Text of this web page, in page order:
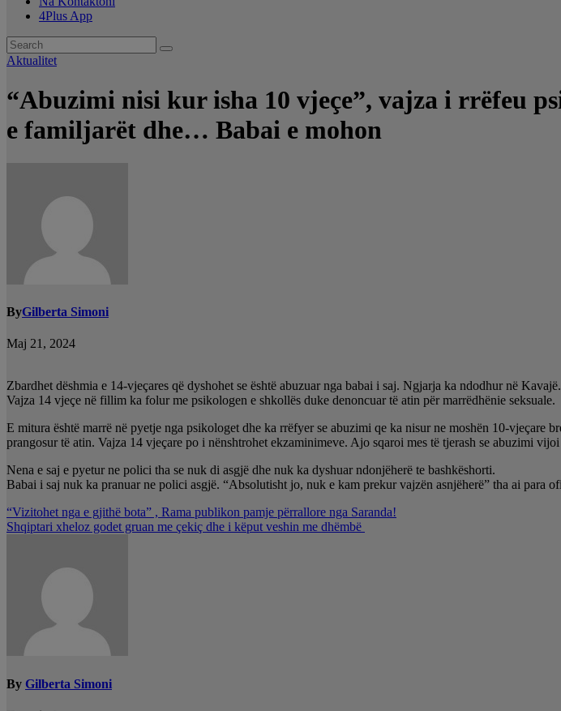
4Plus App
Aktualitet
“Abuzimi nisi kur isha 10 vjeçe”, vajza i rrëfeu
e familjarët dhe… Babai e mohon
ByGilberta Simoni
Maj 21, 2024
Zbardhet dëshmia e 14-vjeçares që dyshohet se është abuzuar nga babai i saj. Ngjarja ka ndodhur në Kavajë.
Vajza 14 vjeçe në fillim ka folur me psikologen e shkollës duke denoncuar të atin për marrëdhënie seksuale.
E mitura është marrë në pyetje nga psikologet dhe ka rrëfyer se abuzimi qe ka nisur ne moshën 10-vjeçare
prangosur të atin. Vajza 14 vjeçare po i nënshtrohet ekzaminimeve. Ajo sqaroi mes të tjerash se abuzimi
Nena e saj e pyetur ne polici tha se nuk di asgjë dhe nuk ka dyshuar ndonjëherë te bashkëshorti.
Babai i saj nuk ka pranuar ne polici asgjë. “Absolutisht jo, nuk e kam prekur vajzën asnjëherë” tha ai para
Lëvizje
te
“Vizitohet nga e gjithë bota” , Rama publikon pamje përrallore nga Saranda!
Shqiptari xheloz godet gruan me çekiç dhe i këput veshin me dhëmbë
By Gilberta Simoni